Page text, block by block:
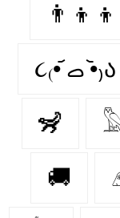
👨‍👦‍👦
૮₍•᷄ ࡇ •᷅₎ა
🦨
🚚